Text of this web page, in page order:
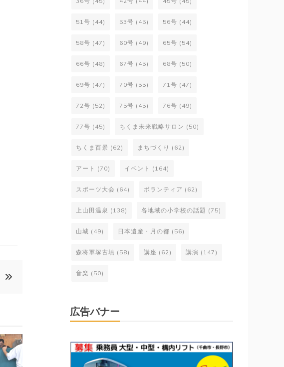
51号 (44) 53号 (45) 56号 (44)
58号 (47) 60号 (49) 65号 (54)
66号 (48) 67号 (45) 68号 (50)
69号 (47) 70号 (55) 71号 (47)
72号 (52) 75号 (45) 76号 (49)
77号 (45) ちくま未来戦略サロン (50)
ちくま百景 (62) まちづくり (62)
アート (70) イベント (164)
スポーツ大会 (64) ボランティア (62)
上山田温泉 (138) 各地域の小学校の話題 (75)
山城 (49) 日本遺産・月の都 (56)
森将軍塚古墳 (58) 講座 (62) 講演 (147)
音楽 (50)
広告バナー